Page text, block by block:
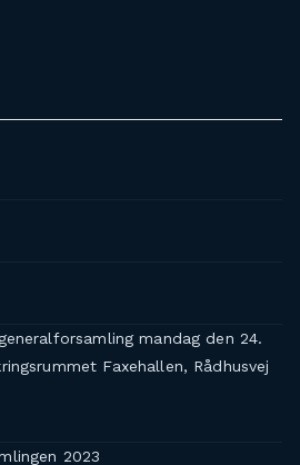
mandag den 24.
Faxehallen, Rådhusvej
2023